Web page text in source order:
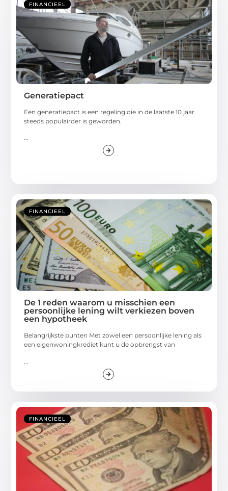
FINANCIEEL
Generatiepact
Een generatiepact is een regeling die in de laatste 10 jaar
steeds populairder is geworden.
...
FINANCIEEL
De 1 reden waarom u misschien een
persoonlijke lening wilt verkiezen boven
een hypotheek
Belangrijkste punten Met zowel een persoonlijke lening als
een eigenwoningkrediet kunt u de opbrengst van
FINANCIEEL